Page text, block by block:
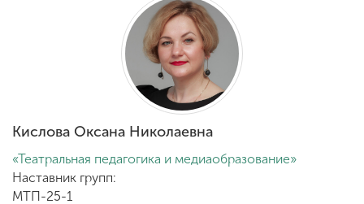
Кислова Оксана Николаевна
«Театральная педагогика и медиаобразование»
Наставник групп:
МТП-25-1